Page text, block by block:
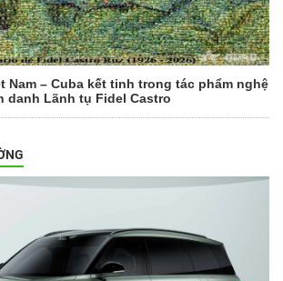
Nam – Cuba kết tinh trong tác phẩm nghệ
danh Lãnh tụ Fidel Castro